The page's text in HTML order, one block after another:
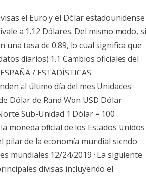
el Euro y el Dólar estadounidense
a 1.12 Dólares. Del mismo modo, si
una tasa de 0.89, lo cual significa que
diarios) 1.1 Cambios oficiales del
/ ESTADÍSTICAS
al último día del mes Unidades
Dólar de Rand Won USD Dólar
Sub-Unidad 1 Dólar = 100
moneda oficial de los Estados Unidos
pilar de la economía mundial siendo
mundiales 12/24/2019 · La siguiente
divisas incluyendo el